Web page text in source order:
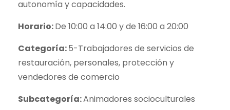
autonomía y capacidades.
Horario:De 10:00 a 14:00 y de 16:00 a 20:00
Categoría:5-Trabajadores de servicios de
restauración, personales, protección y
vendedores de comercio
Subcategoría:Animadores socioculturales